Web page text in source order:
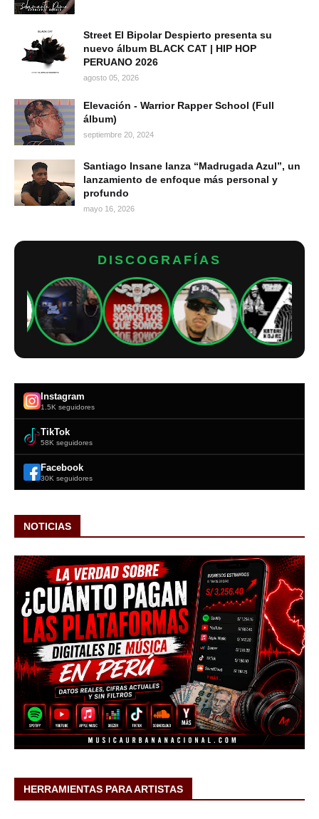
Street El Bipolar Despierto presenta su
nuevo álbum BLACK CAT | HIP HOP
PERUANO 2026
agosto 05, 2026
Elevación - Warrior Rapper School (Full
álbum)
septiembre 20, 2024
Santiago Insane lanza “Madrugada Azul”, un
lanzamiento de enfoque más personal y
profundo
mayo 16, 2026
DISCOGRAFÍAS
Instagram
1.5K seguidores
TikTok
58K seguidores
Facebook
30K seguidores
NOTICIAS
HERRAMIENTAS PARA ARTISTAS